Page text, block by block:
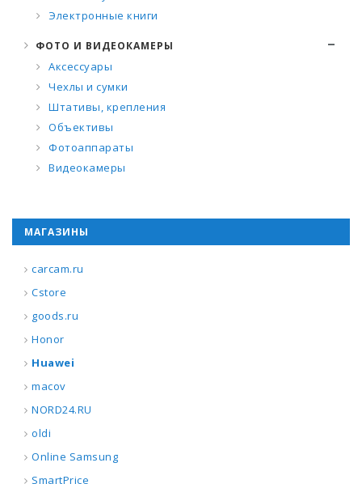
Электронные книги
ФОТО И ВИДЕОКАМЕРЫ
Аксессуары
Чехлы и сумки
Штативы, крепления
Объективы
Фотоаппараты
Видеокамеры
МАГАЗИНЫ
carcam.ru
Cstore
goods.ru
Honor
Huawei
macov
NORD24.RU
oldi
Online Samsung
SmartPrice